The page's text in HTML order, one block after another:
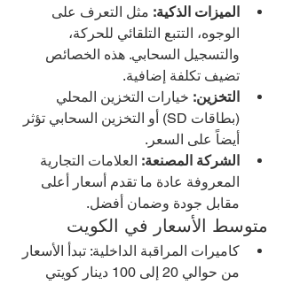
الميزات الذكية: مثل التعرف على
الوجوه، التتبع التلقائي للحركة،
والتسجيل السحابي. هذه الخصائص
تضيف تكلفة إضافية.
التخزين: خيارات التخزين المحلي
(بطاقات SD) أو التخزين السحابي تؤثر
أيضاً على السعر.
الشركة المصنعة: العلامات التجارية
المعروفة عادة ما تقدم أسعار أعلى
مقابل جودة وضمان أفضل.
متوسط الأسعار في الكويت
كاميرات المراقبة الداخلية: تبدأ الأسعار
من حوالي 20 إلى 100 دينار كويتي